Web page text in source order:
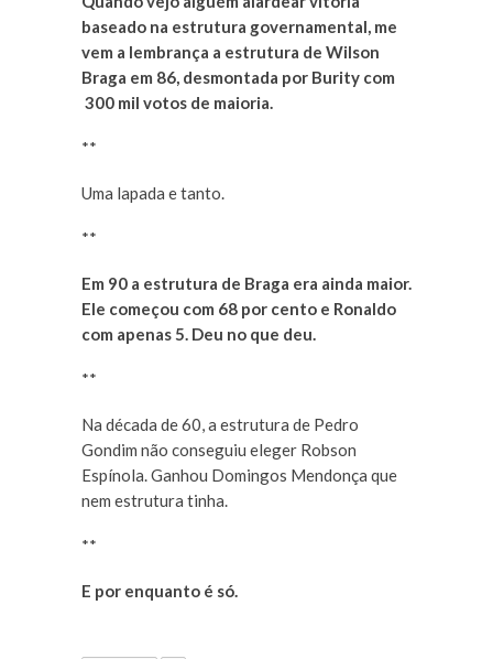
baseado na estrutura governamental, me
vem a lembrança a estrutura de Wilson
Braga em 86, desmontada por Burity com
300 mil votos de maioria.
**
Uma lapada e tanto.
**
Em 90 a estrutura de Braga era ainda maior.
Ele começou com 68 por cento e Ronaldo
com apenas 5. Deu no que deu.
**
Na década de 60, a estrutura de Pedro
Gondim não conseguiu eleger Robson
Espínola. Ganhou Domingos Mendonça que
nem estrutura tinha.
**
E por enquanto é só.